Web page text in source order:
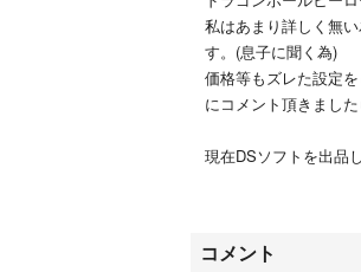
私はあまり詳しく無
す。(息子に聞く為)
価格等もズレた設定
にコメント頂きまし
現在DSソフトを出品
動作確認は行ってお
コメント